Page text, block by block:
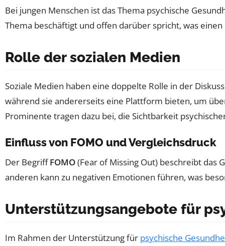
Bei jungen Menschen ist das Thema psychische
Thema beschäftigt und offen darüber spricht, was
Rolle der sozialen Medien
Soziale Medien haben eine doppelte Rolle in der
während sie andererseits eine Plattform bieten, um
Prominente tragen dazu bei, die Sichtbarkeit
Einfluss von FOMO und Vergleichsdruck
Der BegriffFOMO(Fear of Missing Out) beschreibt das
anderen kann zu negativen Emotionen führen, was
Unterstützungsangebote für
Im Rahmen der Unterstützung für psychische